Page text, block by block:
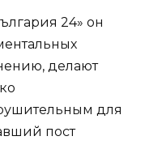
24» он
делают
для
пост